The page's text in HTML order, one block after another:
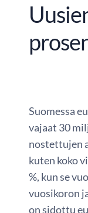
Suomessa
vajaat 30
nostettujen
kuten koko
%, kun se
vuosikoron
on sidottu